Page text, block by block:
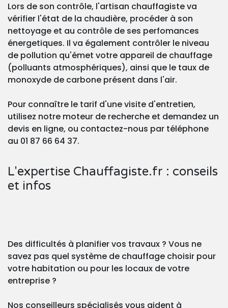
Lors de son contrôle, l'artisan chauffagiste va
vérifier l'état de la chaudière, procéder à son
nettoyage et au contrôle de ses perfomances
énergetiques. Il va également contrôler le niveau
de pollution qu'émet votre appareil de chauffage
(polluants atmosphériques), ainsi que le taux de
monoxyde de carbone présent dans l'air.
Pour connaître le tarif d'une visite d'entretien,
utilisez notre moteur de recherche et demandez un
devis en ligne, ou contactez-nous par téléphone
au 01 87 66 64 37.
L'expertise Chauffagiste.fr : conseils
et infos
Des difficultés à planifier vos travaux ? Vous ne
savez pas quel système de chauffage choisir pour
votre habitation ou pour les locaux de votre
entreprise ?
Nos conseilleurs spécialisés vous aident à